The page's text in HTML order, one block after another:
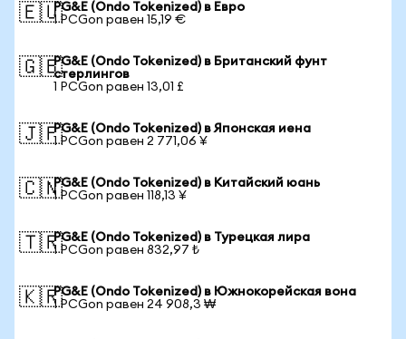
🇪🇺PG&E (Ondo Tokenized) в Евро
1 PCGon равен 15,19 €
🇬🇧PG&E (Ondo Tokenized) в Британский фунт
стерлингов
1 PCGon равен 13,01 £
🇯🇵PG&E (Ondo Tokenized) в Японская иена
1 PCGon равен 2 771,06 ¥
🇨🇳PG&E (Ondo Tokenized) в Китайский юань
1 PCGon равен 118,13 ¥
🇹🇷PG&E (Ondo Tokenized) в Турецкая лира
1 PCGon равен 832,97 ₺
🇰🇷PG&E (Ondo Tokenized) в Южнокорейская вона
1 PCGon равен 24 908,3 ₩